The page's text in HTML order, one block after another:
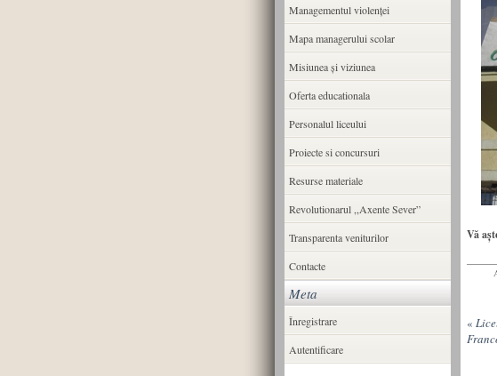
Vă
«
Managementul violenței
Mapa managerului scolar
Misiunea şi viziunea
Oferta educationala
Personalul liceului
Proiecte si concursuri
Resurse materiale
Revolutionarul ,,Axente Sever”
Transparenta veniturilor
Contacte
Meta
Înregistrare
Autentificare